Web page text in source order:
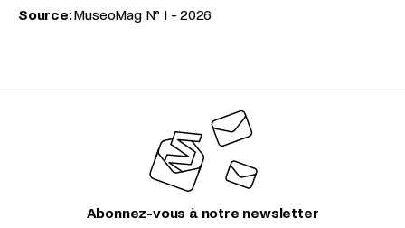
Source:MuseoMag N° I - 2026
Abonnez-vous à notre newsletter